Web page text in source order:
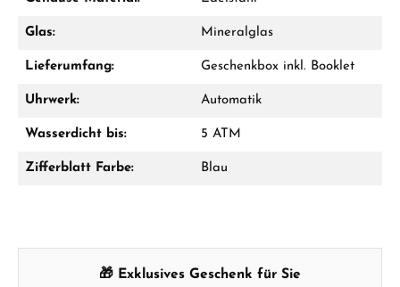
WhatsApp Chat
Geschenk im Warenkorb.
Glas: Mineralglas
Lieferumfang: Geschenkbox inkl. Booklet
Uhrwerk: Automatik
Wasserdicht bis: 5 ATM
Zifferblatt Farbe: Blau
🎁 Exklusives Geschenk für Sie